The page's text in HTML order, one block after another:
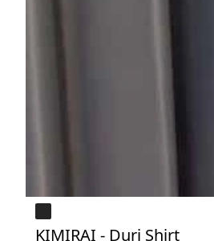
KIMIRAI - Duri Shirt